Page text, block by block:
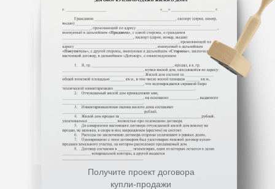
Получите проект договора
купли-продажи